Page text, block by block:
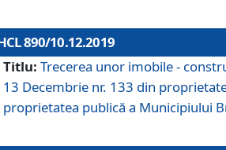
890/10.12.2019
Titlu: Trecerea unor imobile -
13 Decembrie nr. 133 din
proprietatea publică a Municipiului